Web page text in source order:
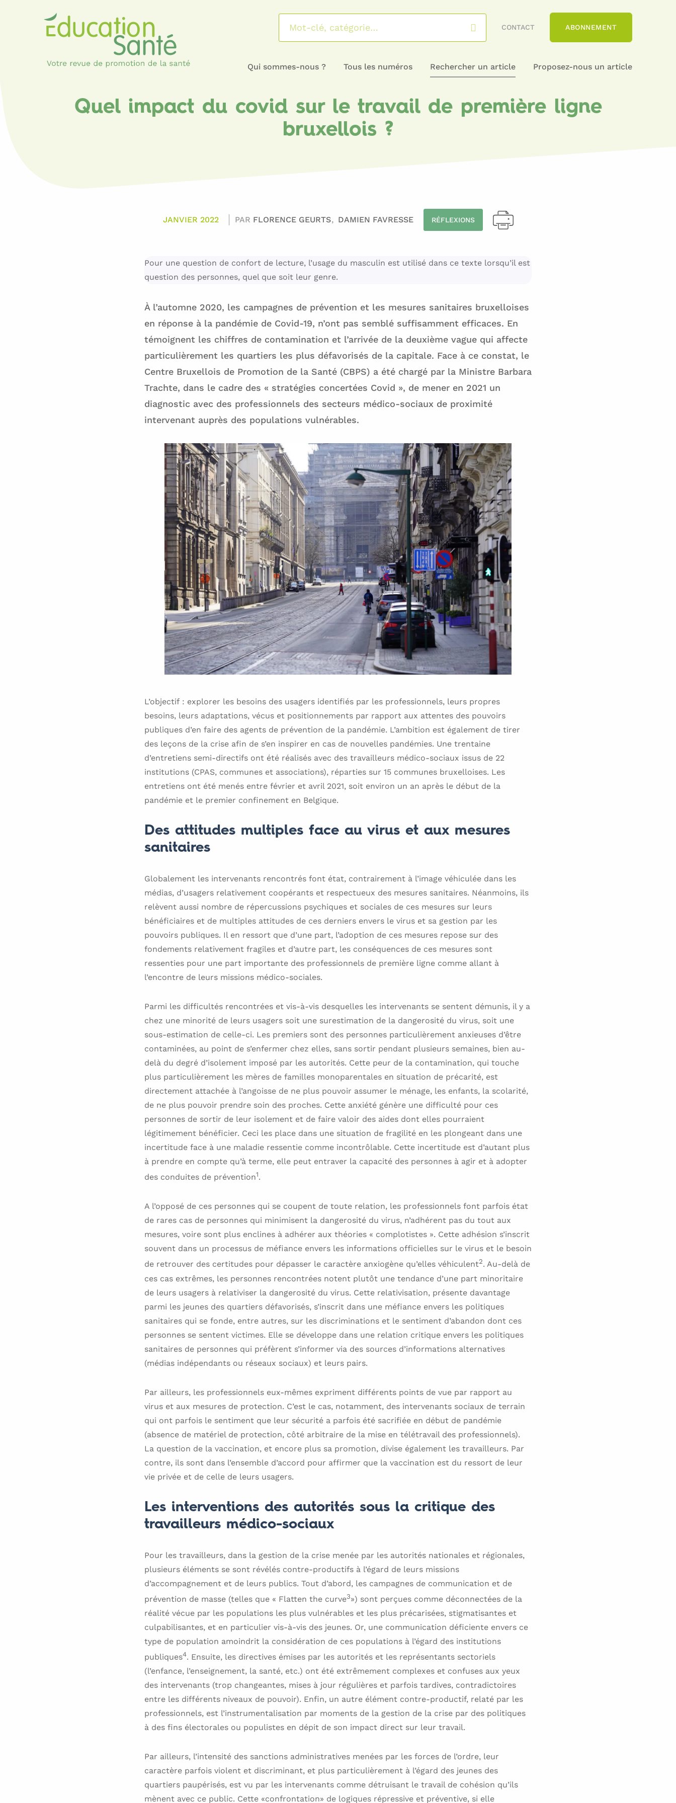
CONTACT ABONNEMENT
Qui sommes-nous ? Tous les numéros Rechercher un article Proposez-nous un article
Quel impact du covid sur le travail de première ligne
bruxellois ?
JANVIER 2022 PAR FLORENCE GEURTS DAMIEN FAVRESSE RÉFLEXIONS
Pour une question de confort de lecture, l’usage du masculin est utilisé dans ce texte lorsqu’il est
question des personnes, quel que soit leur genre.
À l’automne 2020, les campagnes de prévention et les mesures sanitaires bruxelloises
en réponse à la pandémie de Covid-19, n’ont pas semblé suffisamment efficaces. En
témoignent les chiffres de contamination et l’arrivée de la deuxième vague qui affecte
particulièrement les quartiers les plus défavorisés de la capitale. Face à ce constat, le
Centre Bruxellois de Promotion de la Santé (CBPS) a été chargé par la Ministre Barbara
Trachte, dans le cadre des « stratégies concertées Covid », de mener en 2021 un
diagnostic avec des professionnels des secteurs médico-sociaux de proximité
intervenant auprès des populations vulnérables.
L’objectif : explorer les besoins des usagers identifiés par les professionnels, leurs propres
besoins, leurs adaptations, vécus et positionnements par rapport aux attentes des pouvoirs
publiques d’en faire des agents de prévention de la pandémie. L’ambition est également de tirer
des leçons de la crise afin de s’en inspirer en cas de nouvelles pandémies. Une trentaine
d’entretiens semi-directifs ont été réalisés avec des travailleurs médico-sociaux issus de 22
institutions (CPAS, communes et associations), réparties sur 15 communes bruxelloises. Les
entretiens ont été menés entre février et avril 2021, soit environ un an après le début de la
pandémie et le premier confinement en Belgique.
Des attitudes multiples face au virus et aux mesures
sanitaires
Globalement les intervenants rencontrés font état, contrairement à l’image véhiculée dans les
médias, d’usagers relativement coopérants et respectueux des mesures sanitaires. Néanmoins, ils
relèvent aussi nombre de répercussions psychiques et sociales de ces mesures sur leurs
bénéficiaires et de multiples attitudes de ces derniers envers le virus et sa gestion par les
pouvoirs publiques. Il en ressort que d’une part, l’adoption de ces mesures repose sur des
fondements relativement fragiles et d’autre part, les conséquences de ces mesures sont
ressenties pour une part importante des professionnels de première ligne comme allant à
l’encontre de leurs missions médico-sociales.
Parmi les difficultés rencontrées et vis-à-vis desquelles les intervenants se sentent démunis, il y a
chez une minorité de leurs usagers soit une surestimation de la dangerosité du virus, soit une
sous-estimation de celle-ci. Les premiers sont des personnes particulièrement anxieuses d’être
contaminées, au point de s’enfermer chez elles, sans sortir pendant plusieurs semaines, bien au-
delà du degré d’isolement imposé par les autorités. Cette peur de la contamination, qui touche
plus particulièrement les mères de familles monoparentales en situation de précarité, est
directement attachée à l’angoisse de ne plus pouvoir assumer le ménage, les enfants, la scolarité,
de ne plus pouvoir prendre soin des proches. Cette anxiété génère une difficulté pour ces
personnes de sortir de leur isolement et de faire valoir des aides dont elles pourraient
légitimement bénéficier. Ceci les place dans une situation de fragilité en les plongeant dans une
incertitude face à une maladie ressentie comme incontrôlable. Cette incertitude est d’autant plus
à prendre en compte qu’à terme, elle peut entraver la capacité des personnes à agir et à adopter
des conduites de prévention1.
A l’opposé de ces personnes qui se coupent de toute relation, les professionnels font parfois état
de rares cas de personnes qui minimisent la dangerosité du virus, n’adhérent pas du tout aux
mesures, voire sont plus enclines à adhérer aux théories « complotistes ». Cette adhésion s’inscrit
souvent dans un processus de méfiance envers les informations officielles sur le virus et le besoin
de retrouver des certitudes pour dépasser le caractère anxiogène qu’elles véhiculent2. Au-delà de
ces cas extrêmes, les personnes rencontrées notent plutôt une tendance d’une part minoritaire
de leurs usagers à relativiser la dangerosité du virus. Cette relativisation, présente davantage
parmi les jeunes des quartiers défavorisés, s’inscrit dans une méfiance envers les politiques
sanitaires qui se fonde, entre autres, sur les discriminations et le sentiment d’abandon dont ces
personnes se sentent victimes. Elle se développe dans une relation critique envers les politiques
sanitaires de personnes qui préfèrent s’informer via des sources d’informations alternatives
(médias indépendants ou réseaux sociaux) et leurs pairs.
Par ailleurs, les professionnels eux-mêmes expriment différents points de vue par rapport au
virus et aux mesures de protection. C’est le cas, notamment, des intervenants sociaux de terrain
qui ont parfois le sentiment que leur sécurité a parfois été sacrifiée en début de pandémie
(absence de matériel de protection, côté arbitraire de la mise en télétravail des professionnels).
La question de la vaccination, et encore plus sa promotion, divise également les travailleurs. Par
contre, ils sont dans l’ensemble d’accord pour affirmer que la vaccination est du ressort de leur
vie privée et de celle de leurs usagers.
Les interventions des autorités sous la critique des
travailleurs médico-sociaux
Pour les travailleurs, dans la gestion de la crise menée par les autorités nationales et régionales,
plusieurs éléments se sont révélés contre-productifs à l’égard de leurs missions
d’accompagnement et de leurs publics. Tout d’abord, les campagnes de communication et de
prévention de masse (telles que « Flatten the curve3») sont perçues comme déconnectées de la
réalité vécue par les populations les plus vulnérables et les plus précarisées, stigmatisantes et
culpabilisantes, et en particulier vis-à-vis des jeunes. Or, une communication déficiente envers ce
type de population amoindrit la considération de ces populations à l’égard des institutions
publiques4. Ensuite, les directives émises par les autorités et les représentants sectoriels
(l’enfance, l’enseignement, la santé, etc.) ont été extrêmement complexes et confuses aux yeux
des intervenants (trop changeantes, mises à jour régulières et parfois tardives, contradictoires
entre les différents niveaux de pouvoir). Enfin, un autre élément contre-productif, relaté par les
professionnels, est l’instrumentalisation par moments de la gestion de la crise par des politiques
à des fins électorales ou populistes en dépit de son impact direct sur leur travail.
Par ailleurs, l’intensité des sanctions administratives menées par les forces de l’ordre, leur
caractère parfois violent et discriminant, et plus particulièrement à l’égard des jeunes des
quartiers paupérisés, est vu par les intervenants comme détruisant le travail de cohésion qu’ils
mènent avec ce public. Cette «confrontation» de logiques répressive et préventive, si elle